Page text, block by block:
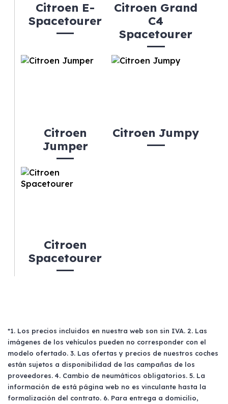
Citroen E-
Spacetourer
Citroen Grand
C4
Spacetourer
Citroen
Jumper
Citroen Jumpy
Citroen
Spacetourer
*1. Los precios incluidos en nuestra web son sin IVA. 2. Las
imágenes de los vehículos pueden no corresponder con el
modelo ofertado. 3. Las ofertas y precios de nuestros coches
están sujetos a disponibilidad de las campañas de los
proveedores. 4. Cambio de neumáticos obligatorios. 5. La
información de está página web no es vinculante hasta la
formalización del contrato. 6. Para entrega a domicilio,